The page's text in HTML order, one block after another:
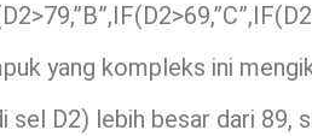
yang kompleks ini
sel D2) lebih besar dari 89,